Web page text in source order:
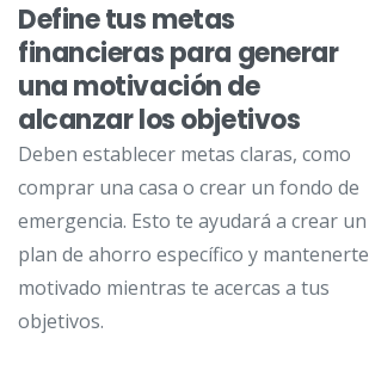
Define tus metas
financieras para generar
una motivación de
alcanzar los objetivos
Deben establecer metas claras, como
comprar una casa o crear un fondo de
emergencia. Esto te ayudará a crear un
plan de ahorro específico y mantenerte
motivado mientras te acercas a tus
objetivos.